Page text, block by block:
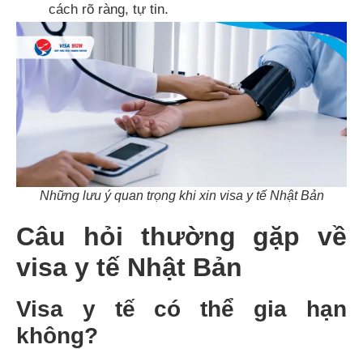
cách rõ ràng, tự tin.
Những lưu ý quan trọng khi xin visa y tế Nhật Bản
Câu hỏi thường gặp về
visa y tế Nhật Bản
Visa y tế có thể gia hạn
không?​